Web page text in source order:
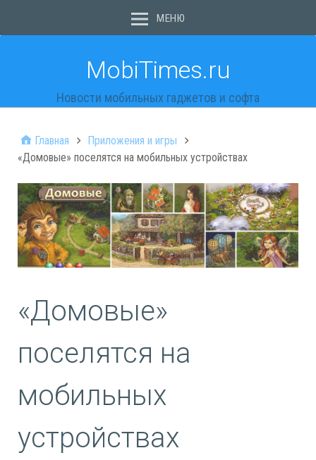
МЕНЮ
MobiTimes.ru
Новости мобильных гаджетов и софта
Главная
Приложения и игры
«Домовые» поселятся на мобильных устройствах
«Домовые»
поселятся на
мобильных
устройствах